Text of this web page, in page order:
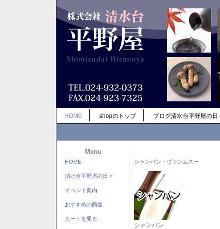
HOME shopのトップ ブログ清水台平野屋の日
Menu
HOME
清水台平野屋の日々
イベント案内
おすすめの商品
カートを見る
シャンパン・ヴァンムスー
シャンパン